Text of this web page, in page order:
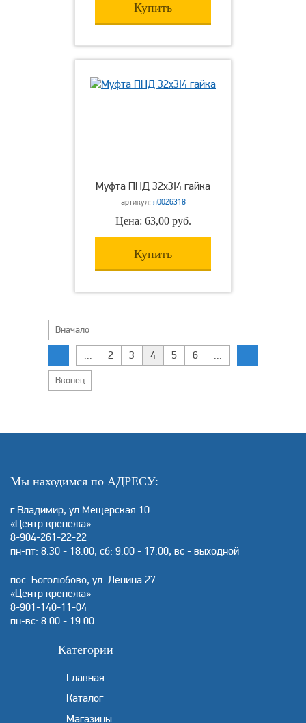
Купить
Муфта ПНД 32х3I4 гайка
артикул: я0026318
Цена: 63,00 руб.
Купить
Вначало
... 2 3 4 5 6 ...
Вконец
Мы находимся по АДРЕСУ:
г.Владимир, ул.Мещерская 10
«Центр крепежа»
8-904-261-22-22
пн-пт: 8.30 - 18.00, сб: 9.00 - 17.00, вс - выходной
пос. Боголюбово, ул. Ленина 27
«Центр крепежа»
8-901-140-11-04
пн-вс: 8.00 - 19.00
Категории
Главная
Каталог
Магазины